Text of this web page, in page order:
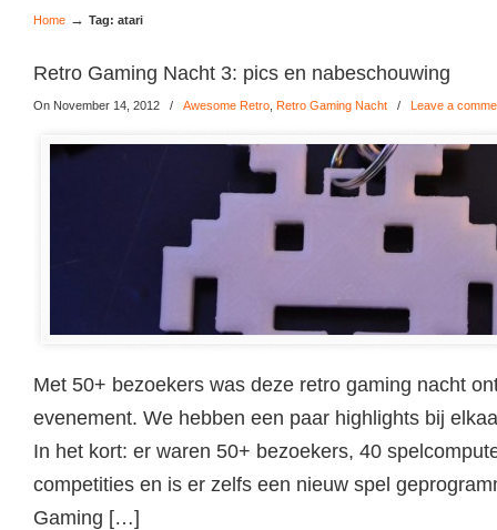
Home → Tag: atari
Retro Gaming Nacht 3: pics en nabeschouwing
On November 14, 2012 / Awesome Retro Retro Gaming Nacht / Leave a
Met 50+ bezoekers was deze retro gaming nacht
evenement. We hebben een paar highlights bij
In het kort: er waren 50+ bezoekers, 40
competities en is er zelfs een nieuw spel
Gaming […]